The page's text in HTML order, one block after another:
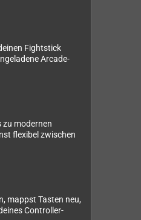
Fightstick
Arcade-
zu modernen
flexibel zwischen
mappst Tasten neu,
Controller-